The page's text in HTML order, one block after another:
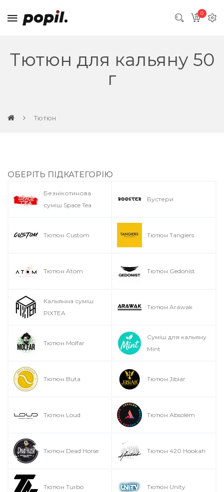
0
Тютюн для кальяну 50
г
Тютюн
ОБЕРІТЬ ПІДКАТЕГОРІЮ
Безнікотинова
суміш Space Tea
Бустери
Тютюн Custom Тютюн Tangiers
Тютюн Atom Тютюн Gedonist
Кальянна суміш
PIXTEA
Тютюн Arawak
Тютюн Molfar
Суміш для кальяну
Mint
Тютюн Buta Тютюн Jibiar
Тютюн Loud Тютюн Absolem
Тютюн Dead Horse Тютюн 420 Hookah
Тютюн Turbo Тютюн Unity